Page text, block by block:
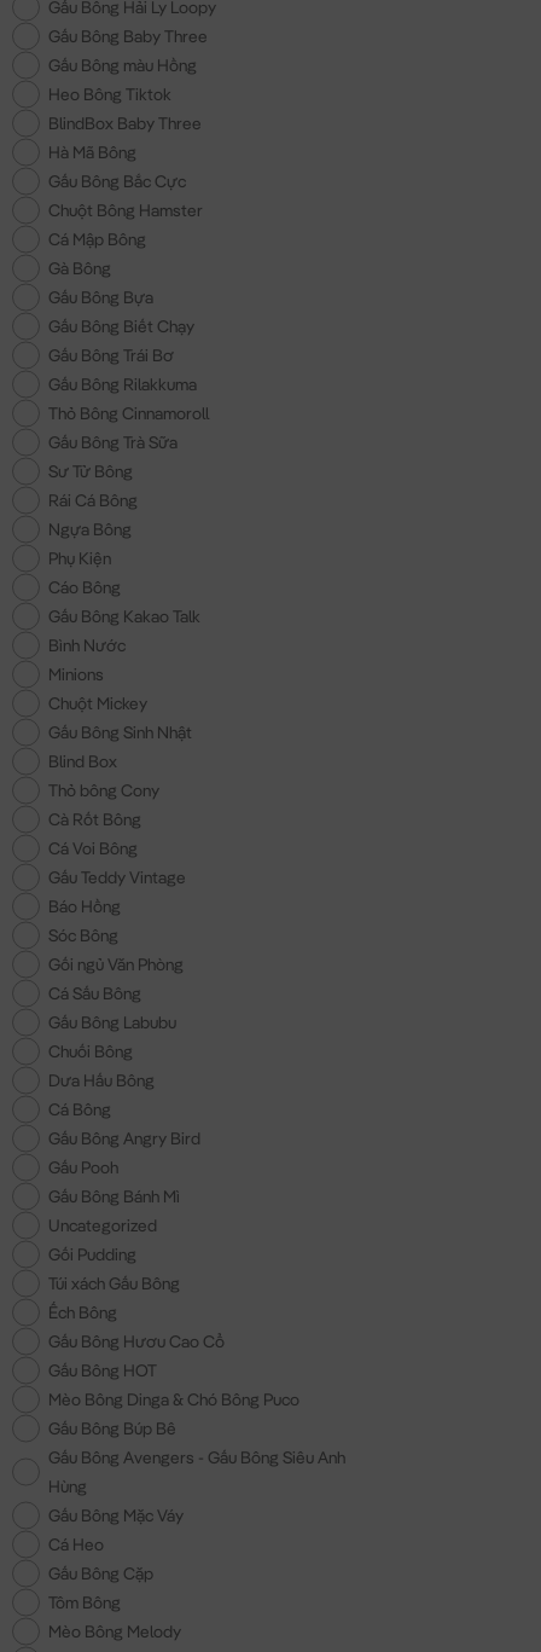
Gấu Bông Hải Ly Loopy
Gấu Bông Baby Three
Gấu Bông màu Hồng
Heo Bông Tiktok
BlindBox Baby Three
Hà Mã Bông
Gấu Bông Bắc Cực
Chuột Bông Hamster
Cá Mập Bông
Gà Bông
Gấu Bông Bựa
Gấu Bông Biết Chạy
Gấu Bông Trái Bơ
Gấu Bông Rilakkuma
Thỏ Bông Cinnamoroll
Gấu Bông Trà Sữa
Sư Tử Bông
Rái Cá Bông
Ngựa Bông
Phụ Kiện
Cáo Bông
Gấu Bông Kakao Talk
Bình Nước
Minions
Chuột Mickey
Gấu Bông Sinh Nhật
Blind Box
Thỏ bông Cony
Cà Rốt Bông
Cá Voi Bông
Gấu Teddy Vintage
Báo Hồng
Sóc Bông
Gối ngủ Văn Phòng
Cá Sấu Bông
Gấu Bông Labubu
Chuối Bông
Dưa Hấu Bông
Cá Bông
Gấu Bông Angry Bird
Gấu Pooh
Gấu Bông Bánh Mì
Uncategorized
Gối Pudding
Túi xách Gấu Bông
Ếch Bông
Gấu Bông Hươu Cao Cổ
Gấu Bông HOT
Mèo Bông Dinga & Chó Bông Puco
Gấu Bông Búp Bê
Gấu Bông Avengers - Gấu Bông Siêu Anh
Hùng
Gấu Bông Mặc Váy
Cá Heo
Gấu Bông Cặp
Tôm Bông
Mèo Bông Melody